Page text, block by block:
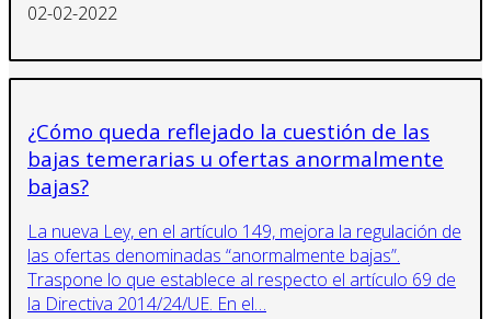
02-02-2022
¿Cómo queda reflejado la cuestión de las
bajas temerarias u ofertas anormalmente
bajas?
La nueva Ley, en el artículo 149, mejora la regulación de
las ofertas denominadas “anormalmente bajas”.
Traspone lo que establece al respecto el artículo 69 de
la Directiva 2014/24/UE. En el…